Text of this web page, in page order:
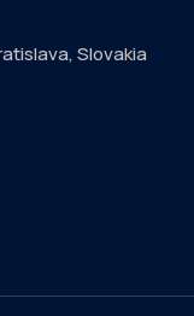
Slovakia